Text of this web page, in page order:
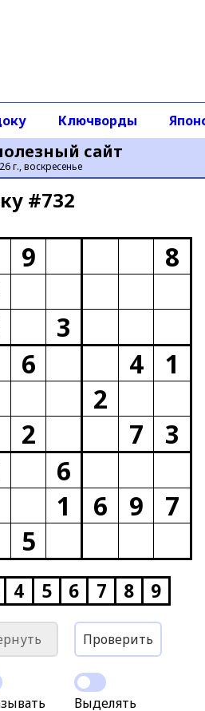
сайт
г., воскресенье
Ключворды
#732
9
8
3
6 4
1
2
2 7
3
6
1
6 9
7
5
4 5 6 7 8 9
Проверить
Выделять